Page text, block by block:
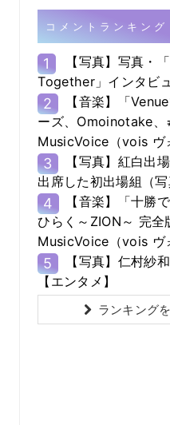
コメントランキング
1
【写真】写真・
Together」インタビュ
2
【音楽】「
ーズ、Omoinotake、
MusicVoice（vois ヴ
3
【写真】紅白出
出席した初出場組（写
4
【音楽】「十勝
ひらく～ZION～ 完全
MusicVoice（vois ヴ
5
【写真】仁村紗
【エンタメ】
ランキング